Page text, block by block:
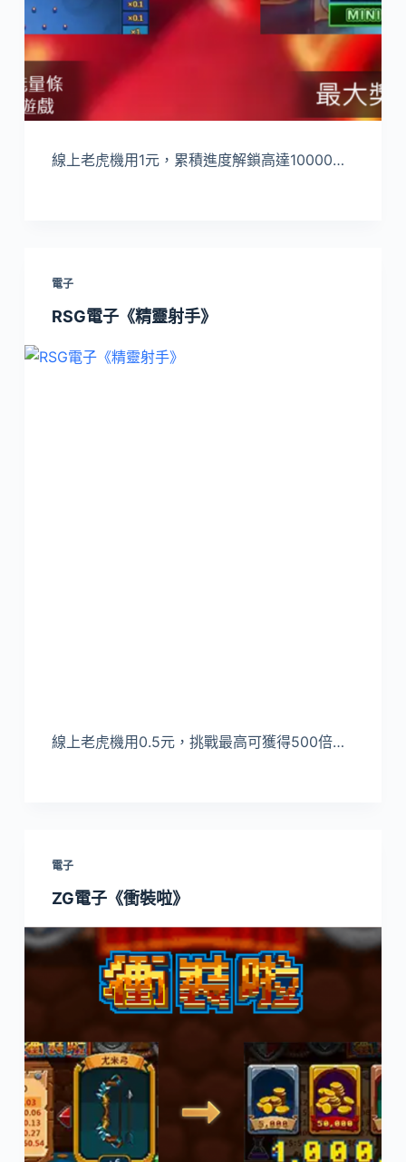
線上老虎機用1元，累積進度解鎖高達10000…
電子
RSG電子《精靈射手》
線上老虎機用0.5元，挑戰最高可獲得500倍…
電子
ZG電子《衝裝啦》